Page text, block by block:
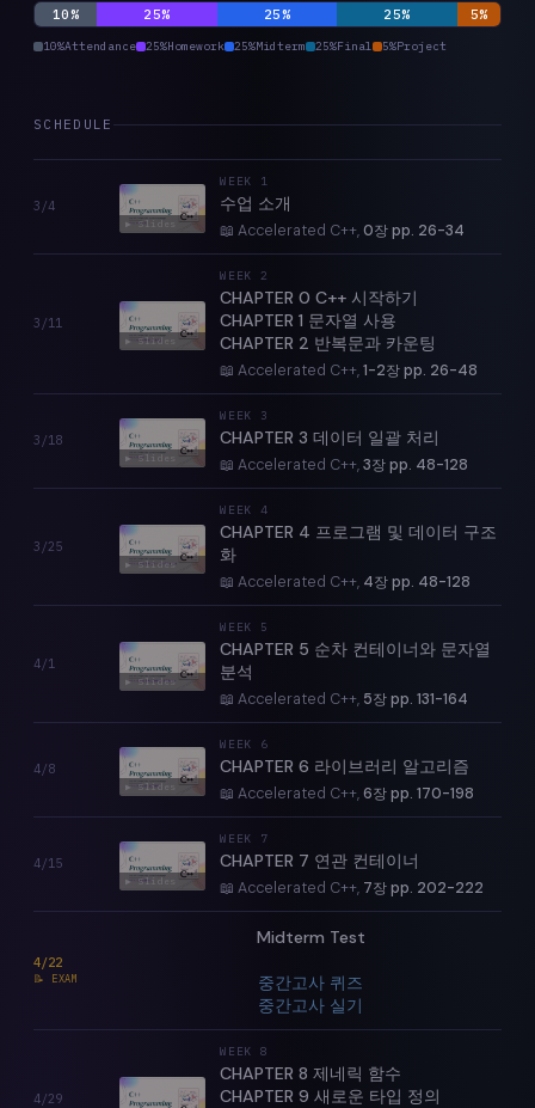
10% 25% 25% 25% 5%
10%Attendance 25%Homework 25%Midterm 25%Final 5%Project
SCHEDULE
Course lecture schedule
Week and topic
3/4
▶ Slides
WEEK 1
수업 소개
📖 Accelerated C++,0장 pp. 26-34
3/11
▶ Slides
WEEK 2
CHAPTER 0 C++ 시작하기
CHAPTER 1 문자열 사용
CHAPTER 2 반복문과 카운팅
📖 Accelerated C++,1-2장 pp. 26-48
3/18
▶ Slides
WEEK 3
CHAPTER 3 데이터 일괄 처리
📖 Accelerated C++,3장 pp. 48-128
3/25
▶ Slides
WEEK 4
CHAPTER 4 프로그램 및 데이터 구조
화
📖 Accelerated C++, 4장 pp. 48-128
4/1
▶ Slides
WEEK 5
CHAPTER 5 순차 컨테이너와 문자열
분석
📖 Accelerated C++, 5장 pp. 131-164
4/8
▶ Slides
WEEK 6
CHAPTER 6 라이브러리 알고리즘
📖 Accelerated C++,6장 pp. 170-198
4/15
▶ Slides
WEEK 7
CHAPTER 7 연관 컨테이너
📖 Accelerated C++, 7장 pp. 202-222
4/22
📝 EXAM
Midterm Test
중간고사 퀴즈
중간고사 실기
4/29
WEEK 8
CHAPTER 8 제네릭 함수
CHAPTER 9 새로운 타입 정의